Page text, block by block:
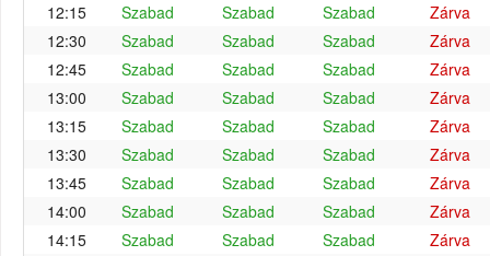
12:15
Szabad Szabad Szabad
Zárva
12:30
Szabad Szabad Szabad
Zárva
12:45
Szabad Szabad Szabad
Zárva
13:00
Szabad Szabad Szabad
Zárva
13:15
Szabad Szabad Szabad
Zárva
13:30
Szabad Szabad Szabad
Zárva
13:45
Szabad Szabad Szabad
Zárva
14:00
Szabad Szabad Szabad
Zárva
14:15
Szabad Szabad Szabad
Zárva